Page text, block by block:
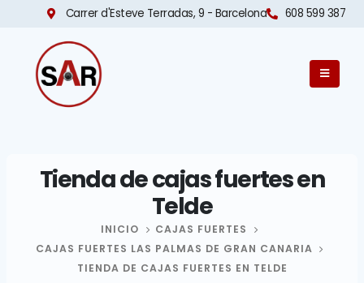
Carrer d'Esteve Terradas, 9 - Barcelona​ 608 599 387
Tienda de cajas fuertes en
Telde
INICIO
CAJAS FUERTES
CAJAS FUERTES LAS PALMAS DE GRAN CANARIA
TIENDA DE CAJAS FUERTES EN TELDE